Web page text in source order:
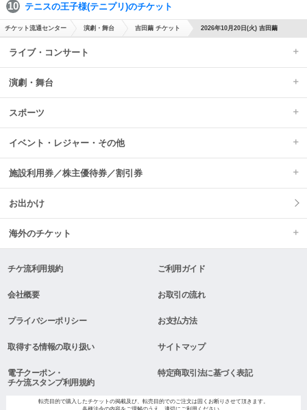
テニスの王子様(テニプリ)のチケット
チケット流通センター 演劇・舞台 吉田繭 チケット 2026年10月20日(火) 吉田繭
ライブ・コンサート
演劇・舞台
スポーツ
イベント・レジャー・その他
施設利用券／株主優待券／割引券
お出かけ
海外のチケット
チケ流利用規約 ご利用ガイド
会社概要 お取引の流れ
プライバシーポリシー お支払方法
取得する情報の取り扱い サイトマップ
電子クーポン・
チケ流スタンプ利用規約
特定商取引法に基づく表記
転売目的で購入したチケットの掲載及び、転売目的でのご注文は固くお断りさせて頂きます。